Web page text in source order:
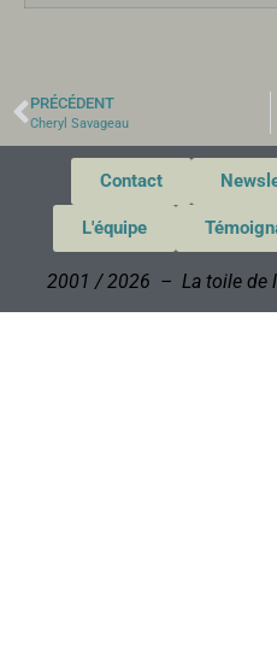
PRÉCÉDENT
Cheryl Savageau
Contact
L'équipe
2001 / 2026 – La toile de